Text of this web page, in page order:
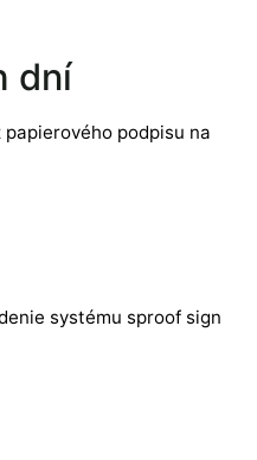
dní
podpisu na
systému sproof sign